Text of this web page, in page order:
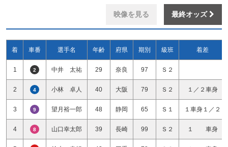
映像を見る 最終オッズ
着 車番 選手名 年齢 府県 期別 級班 着差
1 2 中井 太祐 29 奈良 97 Ｓ２
2 4 小林 卓人 40 大阪 79 Ｓ２ １／２車身
3 9 望月裕一郎 48 静岡 65 Ｓ１ １車身１／２
4 8 山口幸太郎 39 長崎 99 Ｓ２ １ 車身